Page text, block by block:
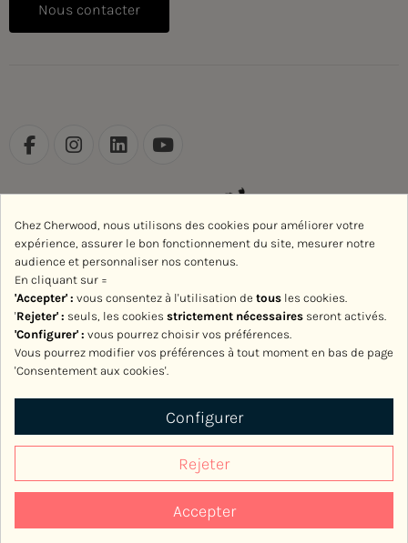
Nous contacter
Chez Cherwood, nous utilisons des cookies pour améliorer votre
expérience, assurer le bon fonctionnement du site, mesurer notre
audience et personnaliser nos contenus.
En cliquant sur =
'Accepter' : vous consentez à l'utilisation de tous les cookies.
'Rejeter' : seuls, les cookies strictement nécessaires seront activés.
'Configurer' : vous pourrez choisir vos préférences.
Vous pourrez modifier vos préférences à tout moment en bas de page
'Consentement aux cookies'.
Configurer
Rejeter
Accepter